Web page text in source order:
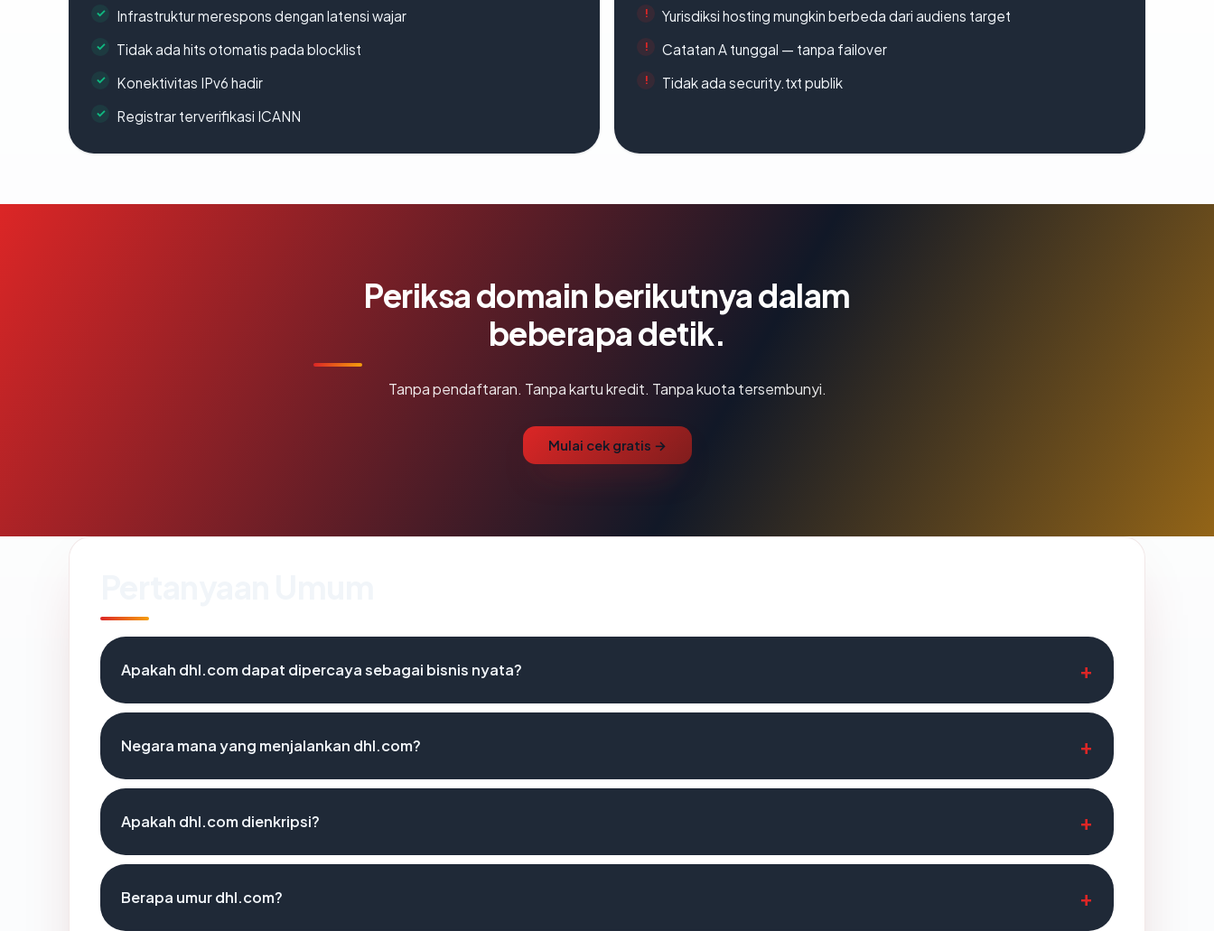
Infrastruktur merespons dengan latensi wajar
Tidak ada hits otomatis pada blocklist
Konektivitas IPv6 hadir
Registrar terverifikasi ICANN
Yurisdiksi hosting mungkin berbeda dari audiens target
Catatan A tunggal — tanpa failover
Tidak ada security.txt publik
Periksa domain berikutnya dalam
beberapa detik.
Tanpa pendaftaran. Tanpa kartu kredit. Tanpa kuota tersembunyi.
Mulai cek gratis →
Apakah dhl.com dapat dipercaya sebagai bisnis nyata?
Negara mana yang menjalankan dhl.com?
Apakah dhl.com dienkripsi?
Berapa umur dhl.com?